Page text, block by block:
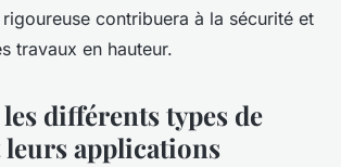
contribuera à la sécurité et
travaux en hauteur.
différents types de
leurs applications